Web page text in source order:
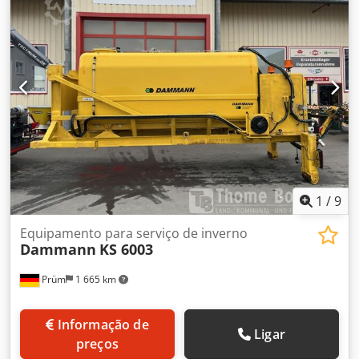
1 /9
Prüm 1 665 km
Equipamento para serviço de inverno
Dammann KS 6003
preços
Ligar